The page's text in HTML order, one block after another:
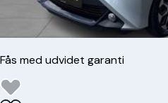
Fås med udvidet garanti